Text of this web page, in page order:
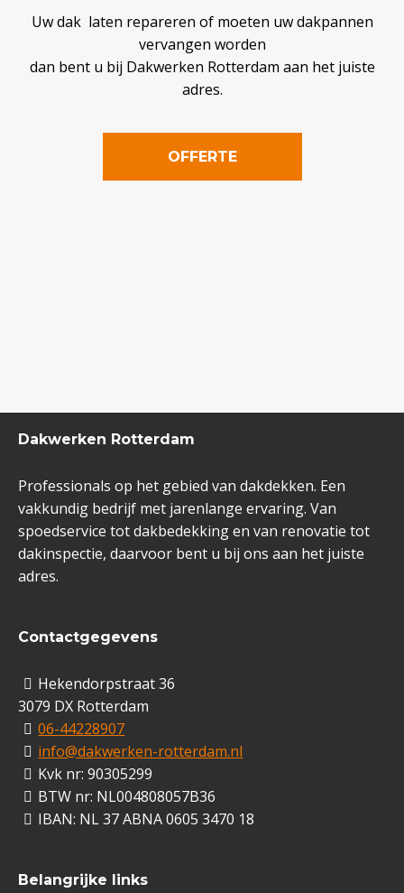
Uw dak laten repareren of moeten uw dakpannen
vervangen worden
dan bent u bij Dakwerken Rotterdam aan het juiste
adres.
OFFERTE
Dakwerken Rotterdam
Professionals op het gebied van dakdekken. Een
vakkundig bedrijf met jarenlange ervaring. Van
spoedservice tot dakbedekking en van renovatie tot
dakinspectie, daarvoor bent u bij ons aan het juiste
adres.
Contactgegevens
Hekendorpstraat 36
3079 DX Rotterdam
06-44228907
info@dakwerken-rotterdam.nl
Kvk nr: 90305299
BTW nr: NL004808057B36
IBAN: NL 37 ABNA 0605 3470 18
Belangrijke links